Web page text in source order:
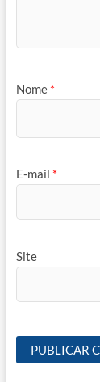
Nome *
E-mail *
Site